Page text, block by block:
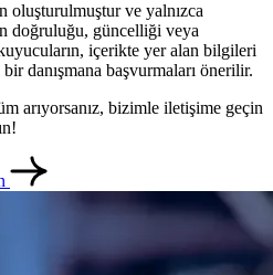
oluşturulmuştur ve yalnızca
doğruluğu, güncelliği veya
içerikte yer alan bilgileri
danışmana başvurmaları önerilir.
arıyorsanız, bizimle iletişime geçin